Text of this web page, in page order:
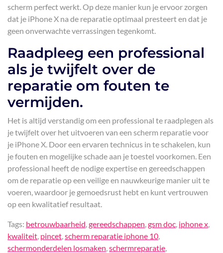
scherm perfect werkt. Op deze manier kun je ervoor zorgen
dat je iPhone X na de reparatie optimaal presteert en dat je
geen onverwachte verrassingen tegenkomt.
Raadpleeg een professional
als je twijfelt over de
reparatie om fouten te
vermijden.
Het is altijd verstandig om een professional te raadplegen als
je twijfelt over het uitvoeren van een scherm reparatie voor
je iPhone X. Door een ervaren technicus in te schakelen, kun
je fouten en mogelijke schade aan je toestel voorkomen. Een
professional heeft de nodige expertise en gereedschappen
om de reparatie op een veilige en nauwkeurige manier uit te
voeren, waardoor je gemoedsrust hebt en kunt vertrouwen
op een kwalitatief resultaat.
Tags: betrouwbaarheid gereedschappen gsm doc iphone x
kwaliteit pincet scherm reparatie iphone 10
schermonderdelen losmaken schermreparatie